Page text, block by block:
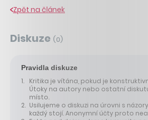
Zpět na článek
Diskuze (0)
Pravidla diskuze
Kritika je vítána, pokud je
Útoky na autory nebo ostatní
místo.
Usilujeme o diskuzi na úrovni s
každý stojí. Anonymní účty proto